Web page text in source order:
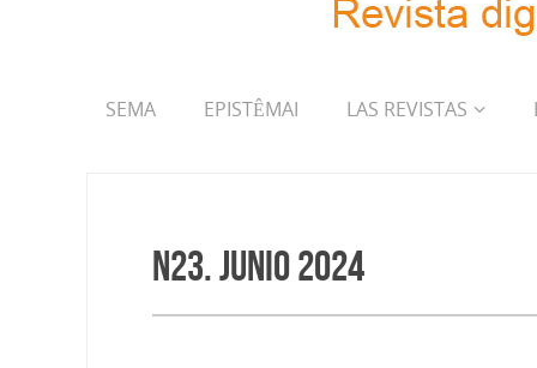
SEMA EPISTÊMAI LAS REVISTAS
N23. Junio 2024